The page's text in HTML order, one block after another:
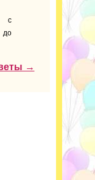
с
→